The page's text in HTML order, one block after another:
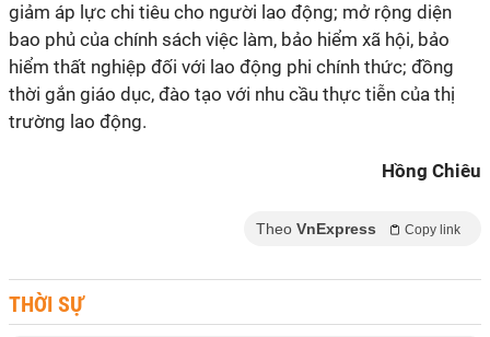
giảm áp lực chi tiêu cho người lao động; mở rộng diện
bao phủ của chính sách việc làm, bảo hiểm xã hội, bảo
hiểm thất nghiệp đối với lao động phi chính thức; đồng
thời gắn giáo dục, đào tạo với nhu cầu thực tiễn của thị
trường lao động.
Hồng Chiêu
Theo VnExpress Copy link
THỜI SỰ